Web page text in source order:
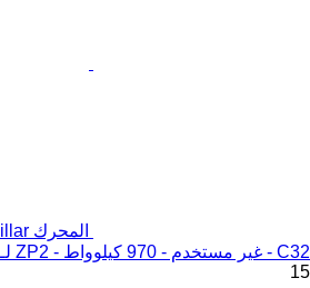
C32 - غير مستخدم - 970 كيلوواط - ZP2 لـ وسيلة نقل مائية
15